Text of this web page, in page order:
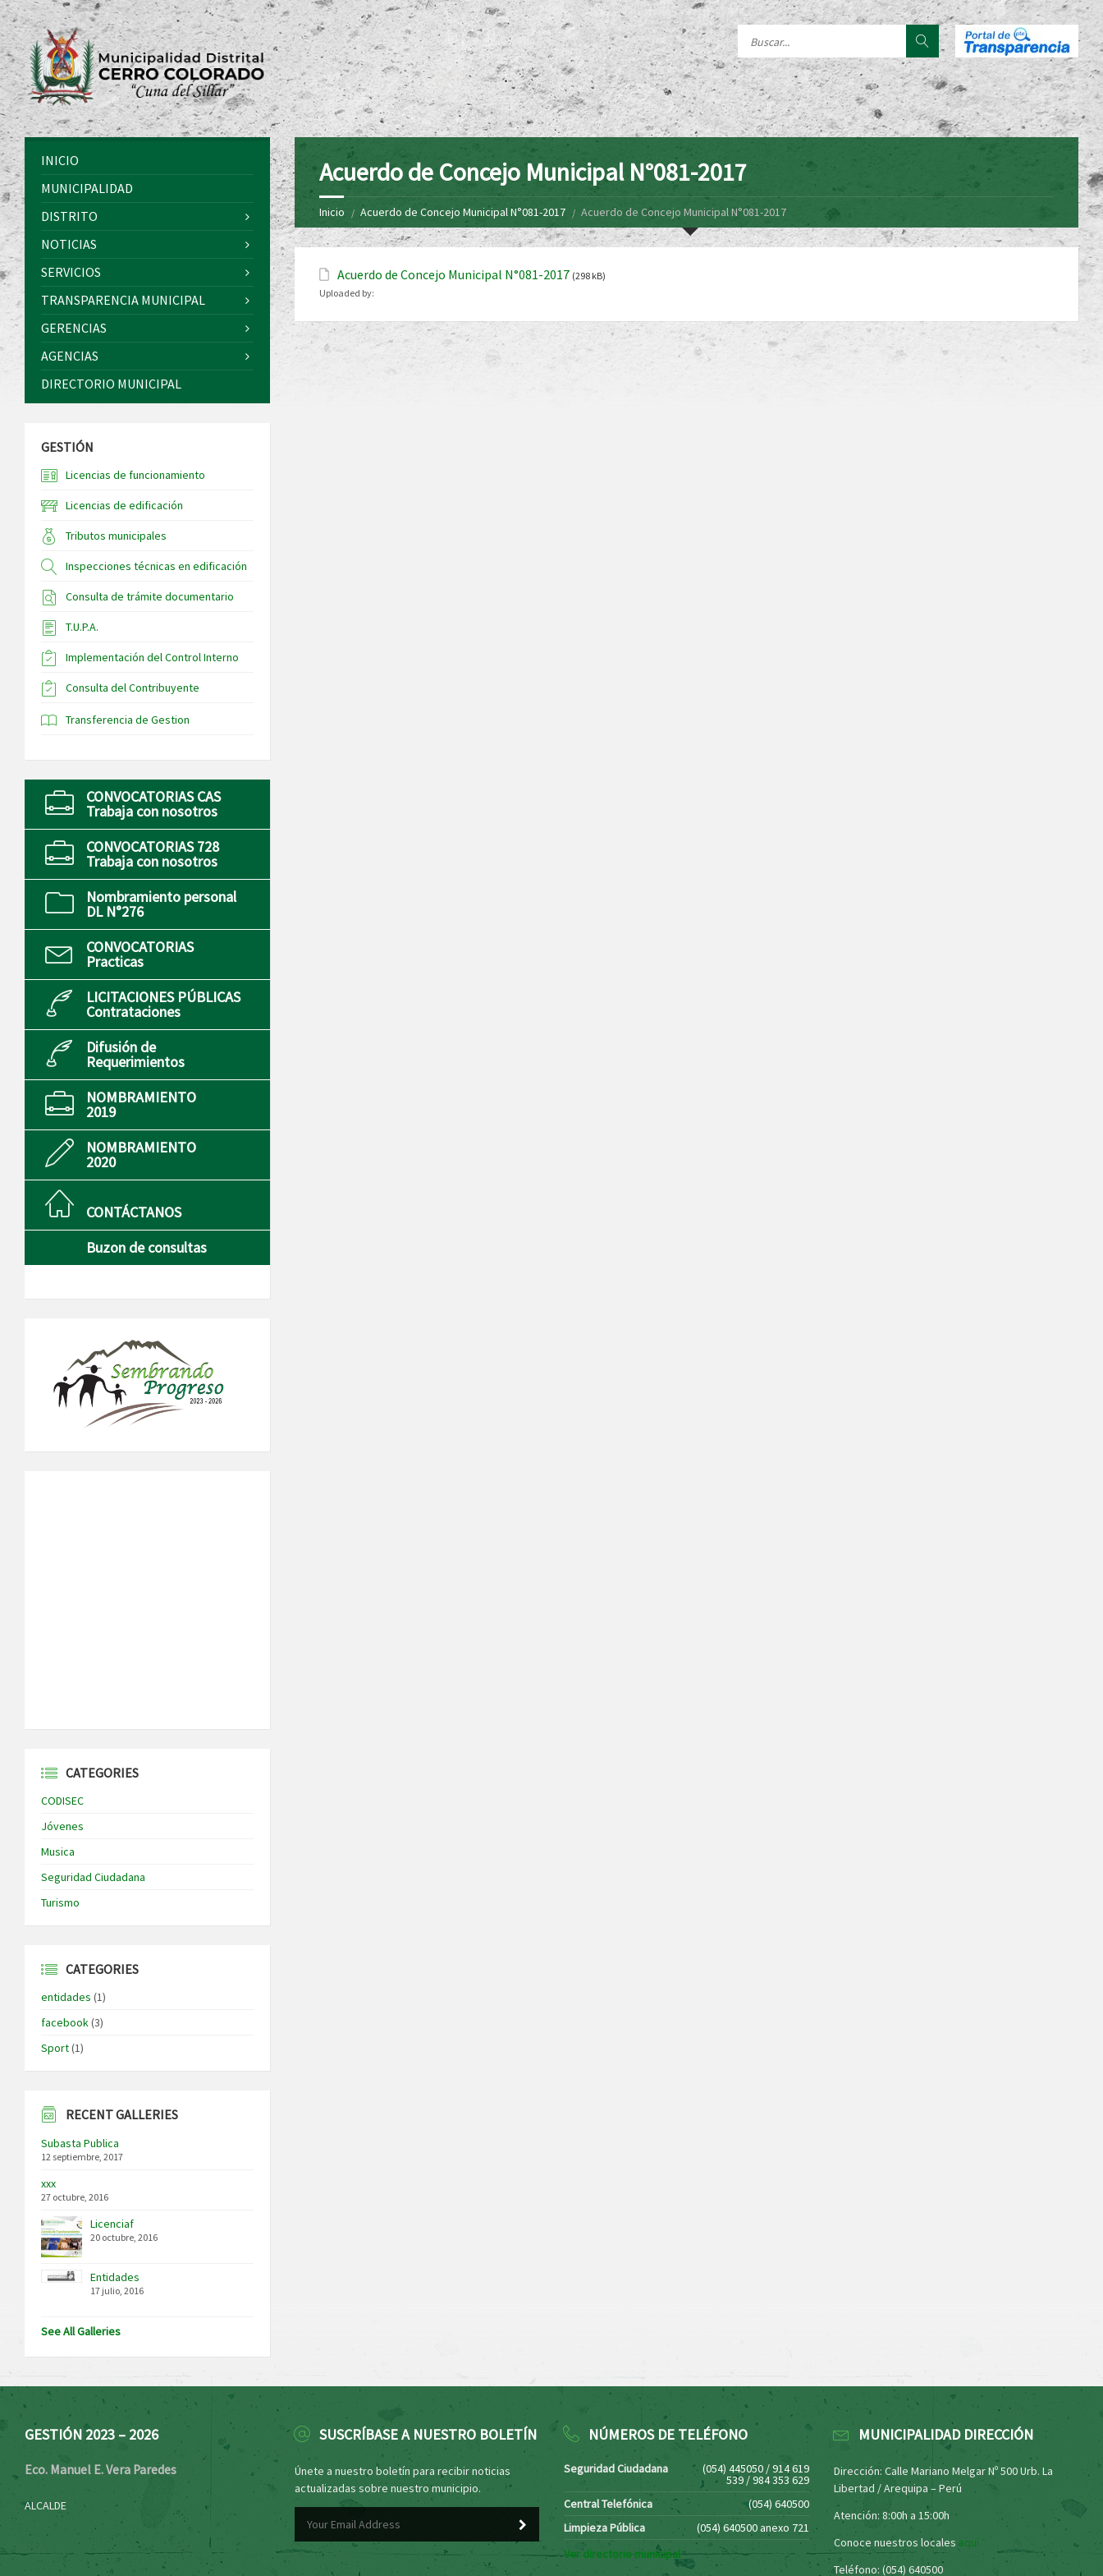
Acuerdo de Concejo Municipal N°081-2017
Inicio Acuerdo de Concejo Municipal N°081-2017 Acuerdo de Concejo Municipal N°081-2017
Acuerdo de Concejo Municipal N°081-2017 (298 kB)
Uploaded by:
INICIO
MUNICIPALIDAD
DISTRITO
NOTICIAS
SERVICIOS
TRANSPARENCIA MUNICIPAL
GERENCIAS
AGENCIAS
DIRECTORIO MUNICIPAL
GESTIÓN
Licencias de funcionamiento
Licencias de edificación
Tributos municipales
Inspecciones técnicas en edificación
Consulta de trámite documentario
T.U.P.A.
Implementación del Control Interno
Consulta del Contribuyente
Transferencia de Gestion
CONVOCATORIAS CAS
Trabaja con nosotros
CONVOCATORIAS 728
Trabaja con nosotros
Nombramiento personal
DL N°276
CONVOCATORIAS
Practicas
LICITACIONES PÚBLICAS
Contrataciones
Difusión de
Requerimientos
NOMBRAMIENTO
2019
NOMBRAMIENTO
2020
CONTÁCTANOS
Buzon de consultas
CATEGORIES
CODISEC
Jóvenes
Musica
Seguridad Ciudadana
Turismo
CATEGORIES
entidades (1)
facebook(3)
Sport(1)
RECENT GALLERIES
Subasta Publica
12 septiembre, 2017
xxx
27 octubre, 2016
Licenciaf
20 octubre, 2016
Entidades
17 julio, 2016
See All Galleries
GESTIÓN 2023 – 2026
Eco. Manuel E. Vera Paredes
ALCALDE
SUSCRÍBASE A NUESTRO BOLETÍN
Únete a nuestro boletín para recibir noticias
actualizadas sobre nuestro municipio.
NÚMEROS DE TELÉFONO
Seguridad Ciudadana (054) 445050 / 914 619
539 / 984 353 629
Central Telefónica
(054) 640500
Limpieza Pública
(054) 640500 anexo 721
Ver directorio municipal
MUNICIPALIDAD DIRECCIÓN
Dirección: Calle Mariano Melgar Nº 500 Urb. La
Libertad / Arequipa – Perú
Atención: 8:00h a 15:00h
Conoce nuestros locales aquí
Teléfono: (054) 640500